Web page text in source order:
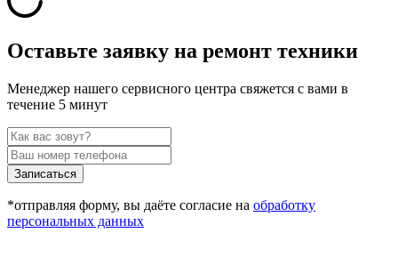
Оставьте заявку на ремонт техники
Менеджер нашего сервисного центра свяжется с вами в
течение 5 минут
Записаться
*отправляя форму, вы даёте согласие на обработку
персональных данных